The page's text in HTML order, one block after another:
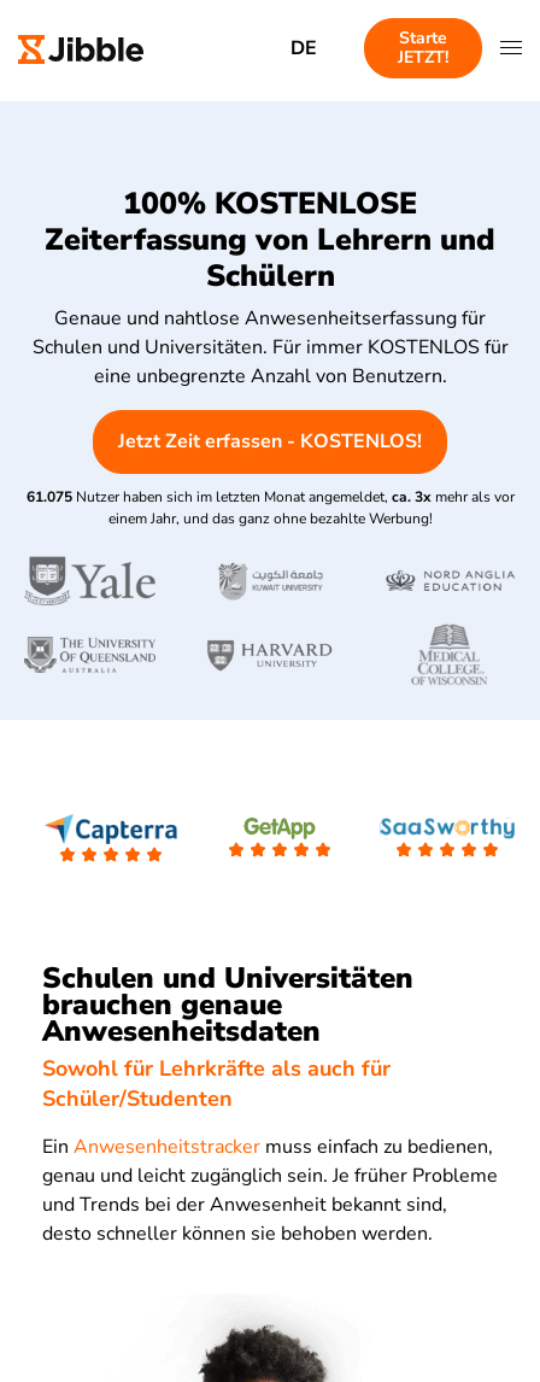
DE
Starte
JETZT!
100% KOSTENLOSE
Zeiterfassung von Lehrern und
Schülern
Genaue und nahtlose Anwesenheitserfassung für
Schulen und Universitäten. Für immer KOSTENLOS für
eine unbegrenzte Anzahl von Benutzern.
Jetzt Zeit erfassen - KOSTENLOS!
61.075 Nutzer haben sich im letzten Monat angemeldet, ca. 3x mehr als vor
einem Jahr, und das ganz ohne bezahlte Werbung!
Schulen und Universitäten
brauchen genaue
Anwesenheitsdaten
Sowohl für Lehrkräfte als auch für
Schüler/Studenten
Ein Anwesenheitstracker muss einfach zu bedienen,
genau und leicht zugänglich sein. Je früher Probleme
und Trends bei der Anwesenheit bekannt sind,
desto schneller können sie behoben werden.